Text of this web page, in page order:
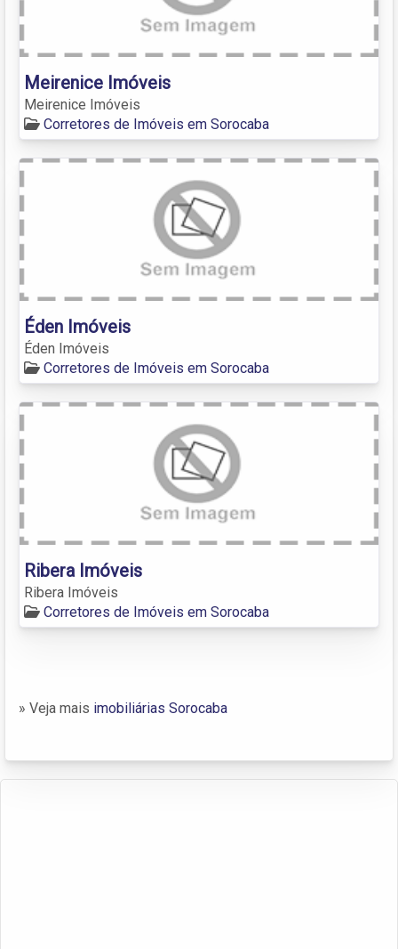
Meirenice Imóveis
Meirenice Imóveis
Corretores de Imóveis em Sorocaba
Éden Imóveis
Éden Imóveis
Corretores de Imóveis em Sorocaba
Ribera Imóveis
Ribera Imóveis
Corretores de Imóveis em Sorocaba
» Veja mais imobiliárias Sorocaba